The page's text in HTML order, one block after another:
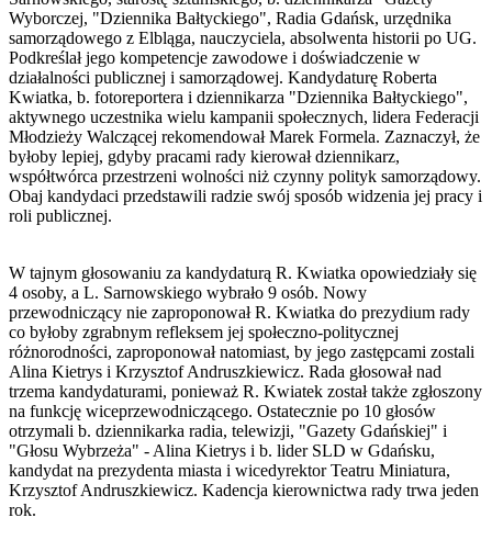
Wyborczej, "Dziennika Bałtyckiego", Radia Gdańsk, urzędnika
samorządowego z Elbląga, nauczyciela, absolwenta historii po UG.
Podkreślał jego kompetencje zawodowe i doświadczenie w
działalności publicznej i samorządowej. Kandydaturę Roberta
Kwiatka, b. fotoreportera i dziennikarza "Dziennika Bałtyckiego",
aktywnego uczestnika wielu kampanii społecznych, lidera Federacji
Młodzieży Walczącej rekomendował Marek Formela. Zaznaczył, że
byłoby lepiej, gdyby pracami rady kierował dziennikarz,
współtwórca przestrzeni wolności niż czynny polityk samorządowy.
Obaj kandydaci przedstawili radzie swój sposób widzenia jej pracy i
roli publicznej.
W tajnym głosowaniu za kandydaturą R. Kwiatka opowiedziały się
4 osoby, a L. Sarnowskiego wybrało 9 osób. Nowy
przewodniczący nie zaproponował R. Kwiatka do prezydium rady
co byłoby zgrabnym refleksem jej społeczno-politycznej
różnorodności, zaproponował natomiast, by jego zastępcami zostali
Alina Kietrys i Krzysztof Andruszkiewicz. Rada głosował nad
trzema kandydaturami, ponieważ R. Kwiatek został także zgłoszony
na funkcję wiceprzewodniczącego. Ostatecznie po 10 głosów
otrzymali b. dziennikarka radia, telewizji, "Gazety Gdańskiej" i
"Głosu Wybrzeża" - Alina Kietrys i b. lider SLD w Gdańsku,
kandydat na prezydenta miasta i wicedyrektor Teatru Miniatura,
Krzysztof Andruszkiewicz. Kadencja kierownictwa rady trwa jeden
rok.